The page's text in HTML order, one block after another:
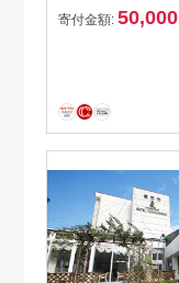
寄付金額: 50,000